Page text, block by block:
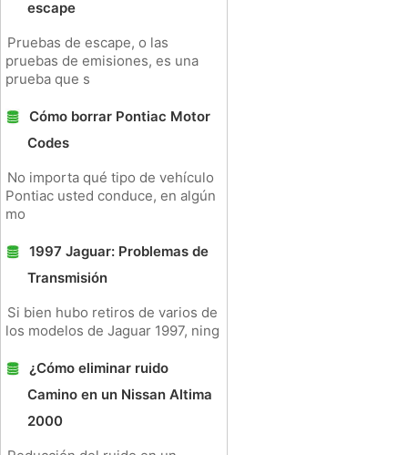
escape
Pruebas de escape, o las
pruebas de emisiones, es una
prueba que s
Cómo borrar Pontiac Motor
Codes
No importa qué tipo de vehículo
Pontiac usted conduce, en algún
mo
1997 Jaguar: Problemas de
Transmisión
Si bien hubo retiros de varios de
los modelos de Jaguar 1997, ning
¿Cómo eliminar ruido
Camino en un Nissan Altima
2000